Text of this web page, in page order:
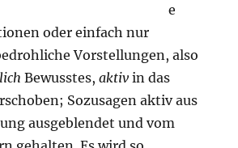
e
oder einfach nur
Vorstellungen, also
Bewusstes,aktiv in das
Sozusagen aktiv aus
ausgeblendet und vom